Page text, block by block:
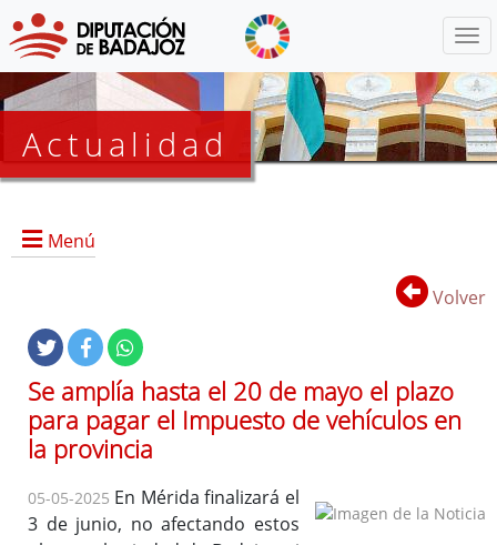
Actualidad
Menú
Noticias
Lista
de
distribución
Volver
Se amplía hasta el 20 de mayo el plazo
para pagar el Impuesto de vehículos en
la provincia
05-05-2025 En Mérida finalizará el
3 de junio, no afectando estos